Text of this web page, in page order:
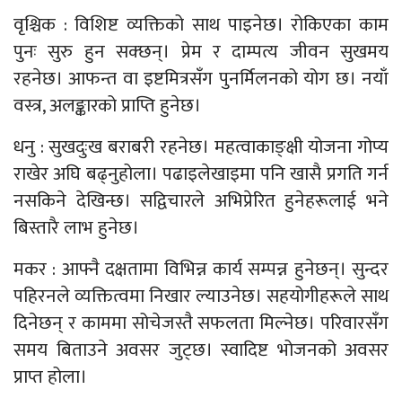
वृश्चिक : विशिष्ट व्यक्तिको साथ पाइनेछ। रोकिएका काम
पुनः सुरु हुन सक्छन्। प्रेम र दाम्पत्य जीवन सुखमय
रहनेछ। आफन्त वा इष्टमित्रसँग पुनर्मिलनको योग छ। नयाँ
वस्त्र, अलङ्कारको प्राप्ति हुनेछ।
धनु : सुखदुःख बराबरी रहनेछ। महत्वाकाङ्क्षी योजना गोप्य
राखेर अघि बढ्नुहोला। पढाइलेखाइमा पनि खासै प्रगति गर्न
नसकिने देखिन्छ। सद्विचारले अभिप्रेरित हुनेहरूलाई भने
बिस्तारै लाभ हुनेछ।
मकर : आफ्नै दक्षतामा विभिन्न कार्य सम्पन्न हुनेछन्। सुन्दर
पहिरनले व्यक्तित्वमा निखार ल्याउनेछ। सहयोगीहरूले साथ
दिनेछन् र काममा सोचेजस्तै सफलता मिल्नेछ। परिवारसँग
समय बिताउने अवसर जुट्छ। स्वादिष्ट भोजनको अवसर
प्राप्त होला।